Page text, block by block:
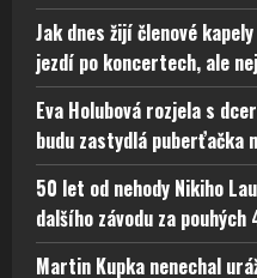
Jak dnes žijí členové
jezdí po koncertech, ale
Eva Holubová rozjela s
budu zastydlá puberťačka
50 let od nehody Nikiho
dalšího závodu za pouhých
Martin Kupka nenechal